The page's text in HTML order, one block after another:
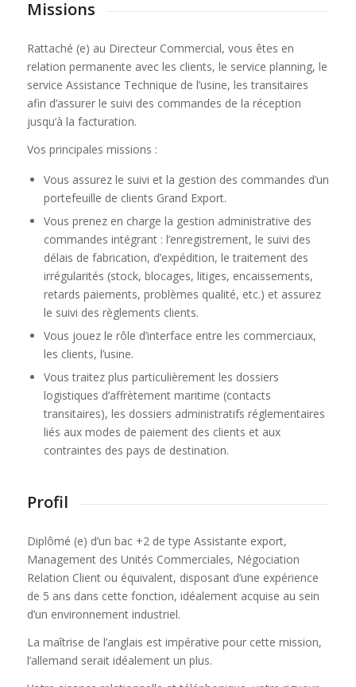
Missions
Rattaché (e) au Directeur Commercial, vous êtes en
relation permanente avec les clients, le service planning, le
service Assistance Technique de l’usine, les transitaires
afin d’assurer le suivi des commandes de la réception
jusqu’à la facturation.
Vos principales missions :
Vous assurez le suivi et la gestion des commandes d’un
portefeuille de clients Grand Export.
Vous prenez en charge la gestion administrative des
commandes intégrant : l’enregistrement, le suivi des
délais de fabrication, d’expédition, le traitement des
irrégularités (stock, blocages, litiges, encaissements,
retards paiements, problèmes qualité, etc.) et assurez
le suivi des règlements clients.
Vous jouez le rôle d’interface entre les commerciaux,
les clients, l’usine.
Vous traitez plus particulièrement les dossiers
logistiques d’affrètement maritime (contacts
transitaires), les dossiers administratifs réglementaires
liés aux modes de paiement des clients et aux
contraintes des pays de destination.
Profil
Diplômé (e) d’un bac +2 de type Assistante export,
Management des Unités Commerciales, Négociation
Relation Client ou équivalent, disposant d’une expérience
de 5 ans dans cette fonction, idéalement acquise au sein
d’un environnement industriel.
La maîtrise de l’anglais est impérative pour cette mission,
l’allemand serait idéalement un plus.